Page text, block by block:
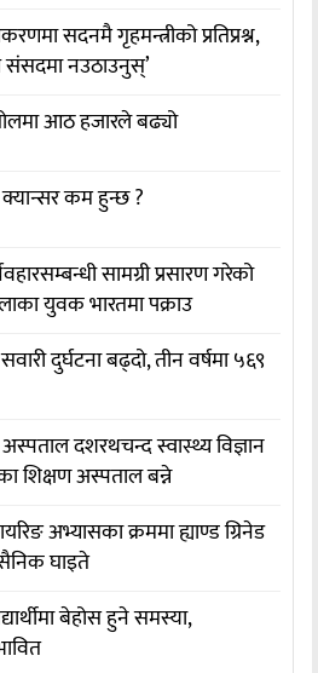
सदनमै गृहमन्त्रीको प्रतिप्रश्न,
संसदमा नउठाउनुस्’
आठ हजारले बढ्यो
क्यान्सर कम हुन्छ ?
सामग्री प्रसारण गरेको
युवक भारतमा पक्राउ
दुर्घटना बढ्दो, तीन वर्षमा ५६९
अस्पताल दशरथचन्द स्वास्थ्य विज्ञान
शिक्षण अस्पताल बन्ने
अभ्यासका क्रममा ह्याण्ड ग्रिनेड
घाइते
बेहोस हुने समस्या,